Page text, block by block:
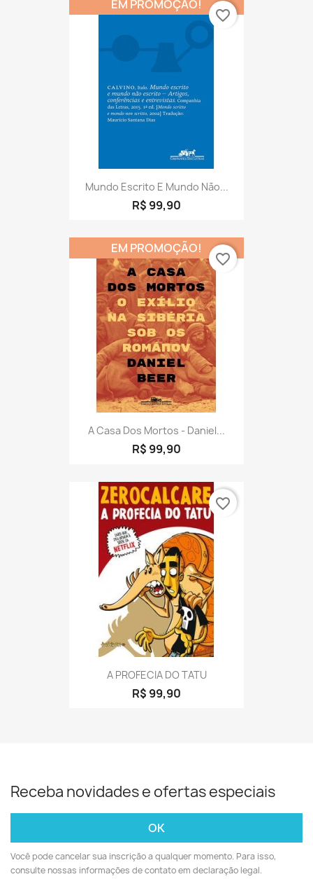
Mundo Escrito E Mundo Não...
R$ 99,90
EM PROMOÇÃO!
favorite_border
A Casa Dos Mortos - Daniel...
R$ 99,90
EM PROMOÇÃO!
favorite_border
A PROFECIA DO TATU
R$ 99,90
favorite_border
Receba novidades e ofertas especiais
Você pode cancelar sua inscrição a qualquer momento. Para isso,
consulte nossas informações de contato em declaração legal.